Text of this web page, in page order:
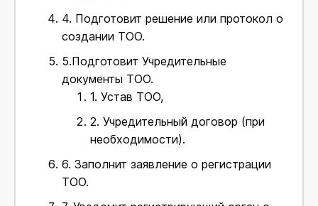
4. Подготовит решение или протокол о
создании ТОО.
5.Подготовит Учредительные
документы ТОО.
1. Устав ТОО,
2. Учредительный договор (при
необходимости).
6. Заполнит заявление о регистрации
ТОО.